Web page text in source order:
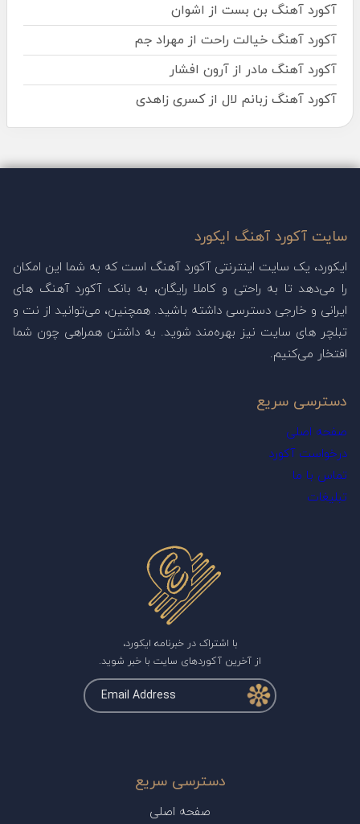
آکورد آهنگ بن بست از اشوان
آکورد آهنگ خیالت راحت از مهراد جم
آکورد آهنگ مادر از آرون افشار
آکورد آهنگ زبانم لال از کسری زاهدی
سایت آکورد آهنگ ایکورد
ایکورد، یک سایت اینترنتی آکورد آهنگ است که به شما این امکان
را می‌دهد تا به راحتی و کاملا رایگان، به بانک آکورد آهنگ های
ایرانی و خارجی دسترسی داشته باشید. همچنین، می‌توانید از نت و
تبلچر های سایت نیز بهره‌مند شوید. به داشتن همراهی چون شما
افتخار می‌کنیم.
دسترسی سریع
صفحه اصلی
درخواست آکورد
تماس با ما
تبلیغات
با اشتراک در خبرنامه ایکورد،
از آخرین آکوردهای سایت با خبر شوید.
دسترسی سریع
صفحه اصلی